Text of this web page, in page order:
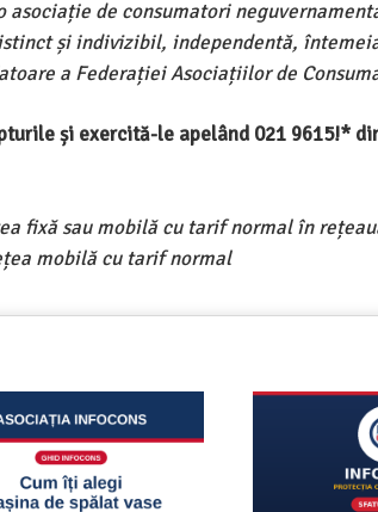
asociație de consumatori
și indivizibil, independentă,
a Federației Asociațiilor de
și exercită-le apelând 021 9615!*
fixă sau mobilă cu tarif normal în
mobilă cu tarif normal